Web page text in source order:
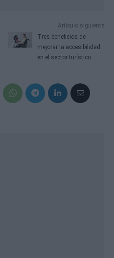
Artículo siguiente
Tres beneficios de
mejorar la accesibilidad
en el sector turístico